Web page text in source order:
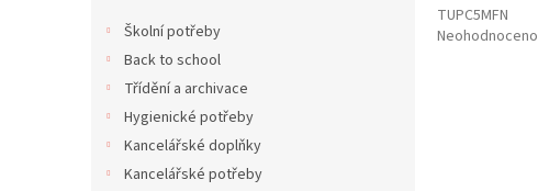
Školní potřeby
Back to school
Třídění a archivace
Hygienické potřeby
Kancelářské doplňky
Kancelářské potřeby
TUPC5MFN
Průměrné
Neohodnoceno